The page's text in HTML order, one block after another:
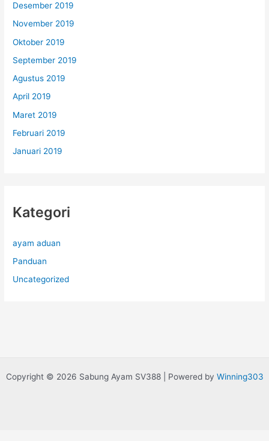
Desember 2019
November 2019
Oktober 2019
September 2019
Agustus 2019
April 2019
Maret 2019
Februari 2019
Januari 2019
Kategori
ayam aduan
Panduan
Uncategorized
Copyright © 2026 Sabung Ayam SV388 | Powered by Winning303